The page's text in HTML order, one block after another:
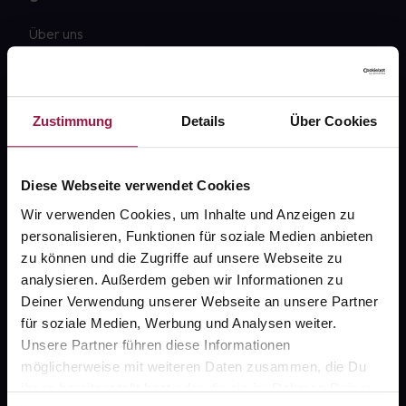
Zustimmung Details Über Cookies
Diese Webseite verwendet Cookies
Wir verwenden Cookies, um Inhalte und Anzeigen zu
personalisieren, Funktionen für soziale Medien anbieten
zu können und die Zugriffe auf unsere Webseite zu
analysieren. Außerdem geben wir Informationen zu
Deiner Verwendung unserer Webseite an unsere Partner
für soziale Medien, Werbung und Analysen weiter.
Unsere Partner führen diese Informationen
möglicherweise mit weiteren Daten zusammen, die Du
ihnen bereitgestellt hast oder die sie im Rahmen Deiner
Über uns
Newsletter
Sanitätshäuser
AGB
Impressum